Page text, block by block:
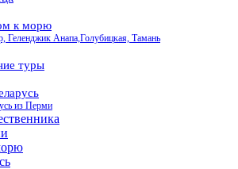
к морю
Геленджик Анапа,Голубицкая, Тамань
туры
из Перми